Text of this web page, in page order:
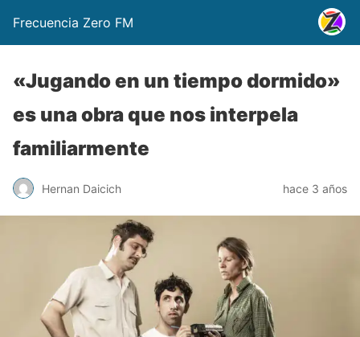
Frecuencia Zero FM
«Jugando en un tiempo dormido»
es una obra que nos interpela
familiarmente
Hernan Daicich hace 3 años